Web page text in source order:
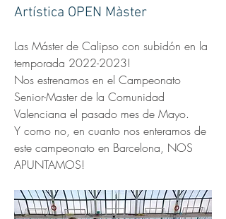
Artística OPEN Màster
Las Máster de Calipso con subidón en la
temporada 2022-2023!
Nos estrenamos en el Campeonato
Senior-Master de la Comunidad
Valenciana el pasado mes de Mayo.
Y como no, en cuanto nos enteramos de
este campeonato en Barcelona, NOS
APUNTAMOS!